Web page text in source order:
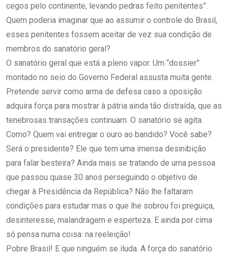
cegos pelo continente, levando pedras feito penitentes”.
Quem poderia imaginar que ao assumir o controle do Brasil,
esses penitentes fossem aceitar de vez sua condição de
membros do sanatório geral?
O sanatório geral que está a pleno vapor. Um “dossier”
montado no seio do Governo Federal assusta muita gente.
Pretende servir como arma de defesa caso a oposição
adquira força para mostrar à pátria ainda tão distraída, que as
tenebrosas transações continuam. O sanatório se agita.
Como? Quem vai entregar o ouro ao bandido? Você sabe?
Será o presidente? Ele que tem uma imensa desinibição
para falar besteira? Ainda mais se tratando de uma pessoa
que passou quase 30 anos perseguindo o objetivo de
chegar à Presidência da República? Não lhe faltaram
condições para estudar mas o que lhe sobrou foi preguiça,
desinteresse, malandragem e esperteza. E ainda por cima
só pensa numa coisa: na reeleição!
Pobre Brasil! E que ninguém se iluda. A força do sanatório